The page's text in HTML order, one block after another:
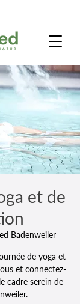
et de
Badenweiler
de yoga et
et connectez-
cadre serein de